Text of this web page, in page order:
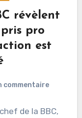
révèlent
pro
est
commentaire
de la BBC,